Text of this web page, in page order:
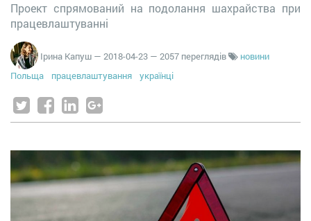
Проект спрямований на подолання шахрайства при
працевлаштуванні
Ірина Капуш — 2018-04-23 — 2057 переглядів
новини
Польща
працевлаштування українці